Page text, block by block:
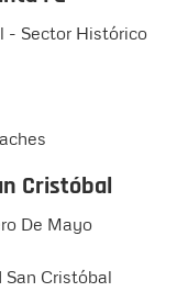
- Sector Histórico
Cristóbal
De Mayo
San Cristóbal